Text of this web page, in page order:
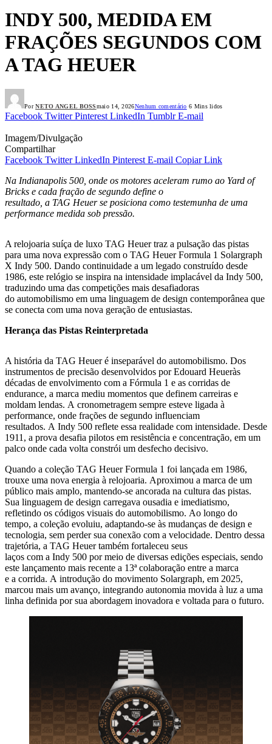
INDY 500, MEDIDA EM
FRAÇÕES SEGUNDOS COM
A TAG HEUER
Por NETO ANGEL BOSSmaio 14, 2026Nenhum comentário 6 Mins lidos
Facebook Twitter Pinterest LinkedIn Tumblr E-mail
Imagem/Divulgação
Compartilhar
Facebook Twitter LinkedIn Pinterest E-mail Copiar Link
Na Indianapolis 500, onde os motores aceleram rumo ao Yard of
Bricks e cada fração de segundo define o
resultado, a TAG Heuer se posiciona como testemunha de uma
performance medida sob pressão.
A relojoaria suíça de luxo TAG Heuer traz a pulsação das pistas
para uma nova expressão com o TAG Heuer Formula 1 Solargraph
X Indy 500. Dando continuidade a um legado construído desde
1986, este relógio se inspira na intensidade implacável da Indy 500,
traduzindo uma das competições mais desafiadoras
do automobilismo em uma linguagem de design contemporânea que
se conecta com uma nova geração de entusiastas.
Herança das Pistas Reinterpretada
A história da TAG Heuer é inseparável do automobilismo. Dos
instrumentos de precisão desenvolvidos por Edouard Heueràs
décadas de envolvimento com a Fórmula 1 e as corridas de
endurance, a marca mediu momentos que definem carreiras e
moldam lendas. A cronometragem sempre esteve ligada à
performance, onde frações de segundo influenciam
resultados. A Indy 500 reflete essa realidade com intensidade. Desde
1911, a prova desafia pilotos em resistência e concentração, em um
palco onde cada volta constrói um desfecho decisivo.
Quando a coleção TAG Heuer Formula 1 foi lançada em 1986,
trouxe uma nova energia à relojoaria. Aproximou a marca de um
público mais amplo, mantendo-se ancorada na cultura das pistas.
Sua linguagem de design carregava ousadia e imediatismo,
refletindo os códigos visuais do automobilismo. Ao longo do
tempo, a coleção evoluiu, adaptando-se às mudanças de design e
tecnologia, sem perder sua conexão com a velocidade. Dentro dessa
trajetória, a TAG Heuer também fortaleceu seus
laços com a Indy 500 por meio de diversas edições especiais, sendo
este lançamento mais recente a 13ª colaboração entre a marca
e a corrida. A introdução do movimento Solargraph, em 2025,
marcou mais um avanço, integrando autonomia movida à luz a uma
linha definida por sua abordagem inovadora e voltada para o futuro.